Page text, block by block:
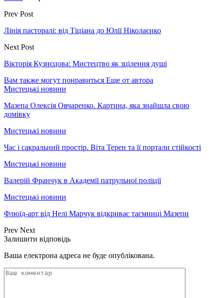
Prev Post
Лінія пасторалі: від Тіціана до Юлії Ніколаєнко
Next Post
Вікторія Кузнєцова: Мистецтво як зцілення душі
Вам также могут понравиться Еще от автора
Мистецькі новини
Мазепа Олексія Овчаренко. Картина, яка знайшла свою
домівку
Мистецькі новини
Час і сакральний простір. Віта Терен та її портали стійкості
Мистецькі новини
Валерій Франчук в Академії патрульної поліції
Мистецькі новини
Флюїд-арт від Нелі Марчук відкриває таємниці Мазепи
Prev Next
Залишити відповідь
Ваша електрона адреса не буде опублікована.